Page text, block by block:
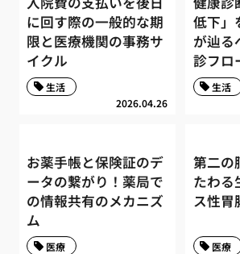
に回す際の一般的な期
限と医療機関の事務サ
イクル
2026.04.26
生活
低下」
が辿る
診フロ
生活
お薬手帳と保険証のデ
ータの繋がり！薬局で
の情報共有のメカニズ
ム
医療
第二の
たわる
ス性胃
医療